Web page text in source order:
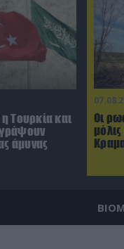
Οι
Τουρκία και
άμυνας